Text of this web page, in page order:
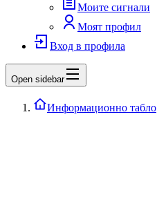
Моите сигнали
Моят профил
Вход в профила
Open sidebar
Информационно табло